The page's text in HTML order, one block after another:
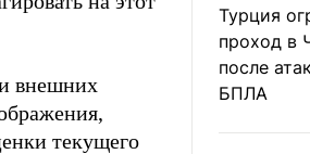
внешних
текущего
Турция
проход в
после
БПЛА